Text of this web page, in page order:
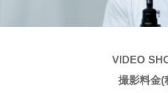
VIDEO
撮影料金(